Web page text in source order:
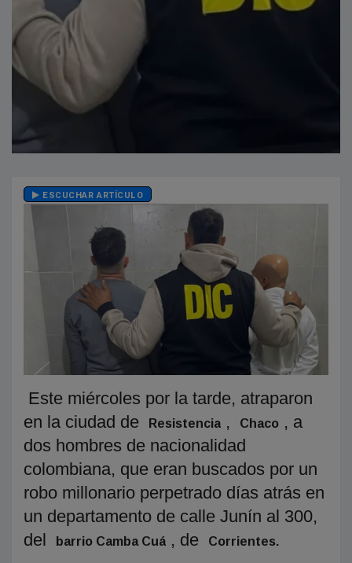
ESCUCHAR ARTÍCULO
Este miércoles por la tarde, atraparon
en la ciudad de
Resistencia , Chaco , a
dos hombres de nacionalidad
colombiana, que eran buscados por un
robo millonario perpetrado días atrás en
un departamento de calle Junín al 300,
del
barrio Camba Cuá , de Corrientes.